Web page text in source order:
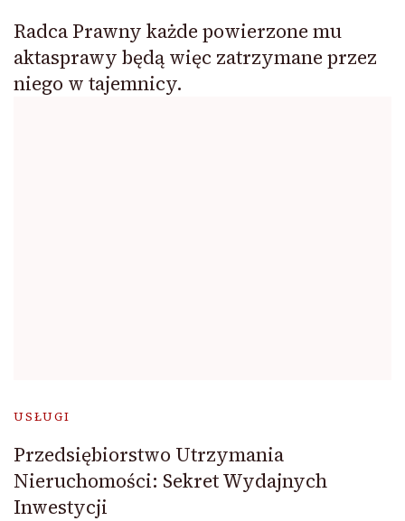
Radca Prawny każde powierzone mu
aktasprawy będą więc zatrzymane przez
niego w tajemnicy.
USŁUGI
Przedsiębiorstwo Utrzymania
Nieruchomości: Sekret Wydajnych
Inwestycji